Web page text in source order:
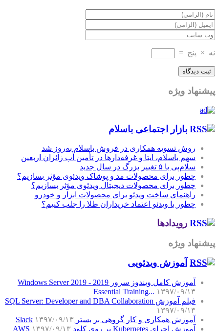
نه × پنج =
پیشنهاد ویژه
بازار اجتماعی باسلام
روش تسویه همکاری در فروش باسلام به‌روز شد
سهم باسلام، ایتا و غرفه‌دارها در تأمین آب زائران اربعین
سلام‌پی با ۵ تغییر بزرگ در سال جدید
چطور برای محصولات مد و پوشاک ویدئوی مؤثر بسازیم؟
چطور برای محصولات دیجیتال ویدئوی مؤثر بسازیم؟
راهنمای ساخت ویدئو برای محصولات ابزار و خودرو
چطور با ویدئو اعتماد خریداران طلا را جلب کنیم؟
رویدادها
پیشنهاد ویژه
آموزش‌ ویدئویی
آموزش کامل ویندوز سرور 2019 - Windows Server 2019
Essential Training... ۱۳۹۷/۰۹/۱۳
فیلم آموزش SQL Server: Developer and DBA Collaboration
۱۳۹۷/۰۹/۱۳
آموزش همکاری و کار گروهی بر بستر Slack ۱۳۹۷/۰۹/۱۳
آموزش اجرای Kubernetes بر روی کلود AWS
۱۳۹۷/۰۹/۱۳